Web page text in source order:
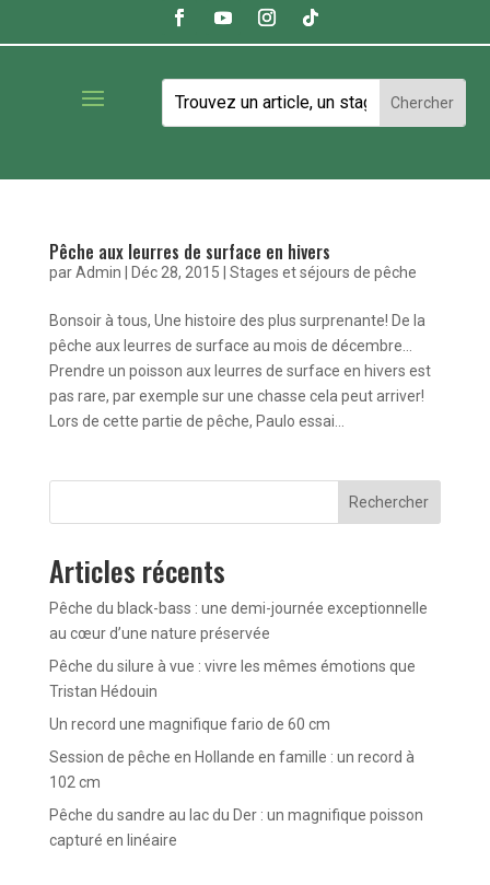
Pêche aux leurres de surface en hivers
parAdmin Déc 28, 2015 Stages et séjours de pêche
Bonsoir à tous, Une histoire des plus surprenante! De la
pêche aux leurres de surface au mois de décembre…
Prendre un poisson aux leurres de surface en hivers est
pas rare, par exemple sur une chasse cela peut arriver!
Lors de cette partie de pêche, Paulo essai...
Rechercher
Articles récents
Pêche du black-bass : une demi-journée exceptionnelle
au cœur d’une nature préservée
Pêche du silure à vue : vivre les mêmes émotions que
Tristan Hédouin
Un record une magnifique fario de 60 cm
Session de pêche en Hollande en famille : un record à
102 cm
Pêche du sandre au lac du Der : un magnifique poisson
capturé en linéaire